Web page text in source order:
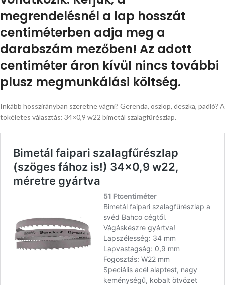
megrendelésnél a lap hosszát
centiméterben adja meg a
darabszám mezőben! Az adott
centiméter áron kívül nincs további
plusz megmunkálási költség.
Inkább hosszirányban szeretne vágni? Gerenda, oszlop, deszka, padló? A
tökéletes választás: 34×0,9 w22 bimetál szalagfűrészlap.